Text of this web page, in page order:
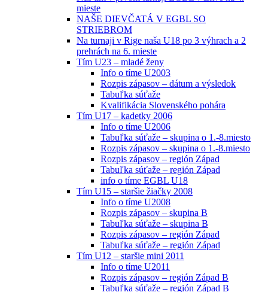
mieste
NAŠE DIEVČATÁ V EGBL SO
STRIEBROM
Na turnaji v Rige naša U18 po 3 výhrach a 2
prehrách na 6. mieste
Tím U23 – mladé ženy
Info o tíme U2003
Rozpis zápasov – dátum a výsledok
Tabuľka súťaže
Kvalifikácia Slovenského pohára
Tím U17 – kadetky 2006
Info o tíme U2006
Tabuľka súťaže – skupina o 1.-8.miesto
Rozpis zápasov – skupina o 1.-8.miesto
Rozpis zápasov – región Západ
Tabuľka súťaže – región Západ
info o tíme EGBL U18
Tím U15 – staršie žiačky 2008
Info o tíme U2008
Rozpis zápasov – skupina B
Tabuľka súťaže – skupina B
Rozpis zápasov – región Západ
Tabuľka súťaže – región Západ
Tím U12 – staršie mini 2011
Info o tíme U2011
Rozpis zápasov – región Západ B
Tabuľka súťaže – región Západ B